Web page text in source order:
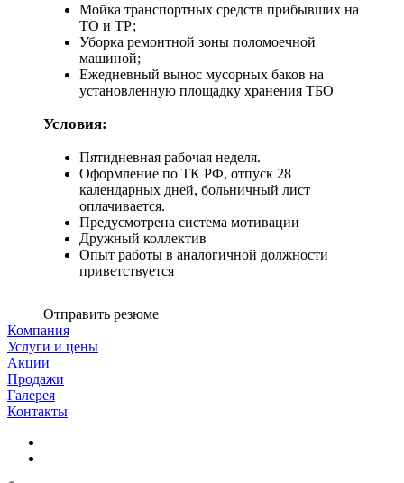
Мойка транспортных средств прибывших на
ТО и ТР;
Уборка ремонтной зоны поломоечной
машиной;
Ежедневный вынос мусорных баков на
установленную площадку хранения ТБО
Условия:
Пятидневная рабочая неделя.
Оформление по ТК РФ, отпуск 28
календарных дней, больничный лист
оплачивается.
Предусмотрена система мотивации
Дружный коллектив
Опыт работы в аналогичной должности
приветствуется
Отправить резюме
Компания
Услуги и цены
Акции
Продажи
Галерея
Контакты